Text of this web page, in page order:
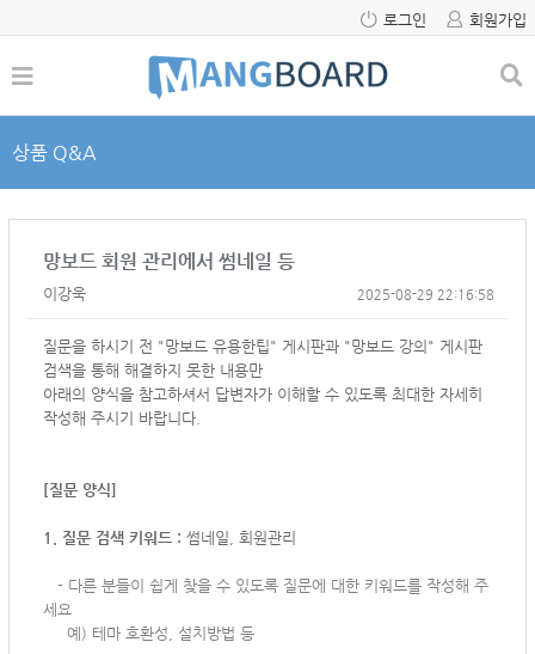
로그인 회원가입
상품 Q&A
망보드 회원 관리에서 썸네일 등
이강욱 2025-08-29 22:16:58
질문을 하시기 전 "망보드 유용한팁" 게시판과 "망보드 강의" 게시판
검색을 통해 해결하지 못한 내용만
아래의 양식을 참고하셔서 답변자가 이해할 수 있도록 최대한 자세히
작성해 주시기 바랍니다.
[질문 양식]
1. 질문 검색 키워드 : 썸네일, 회원관리
- 다른 분들이 쉽게 찾을 수 있도록 질문에 대한 키워드를 작성해 주
세요
예) 테마 호환성, 설치방법 등